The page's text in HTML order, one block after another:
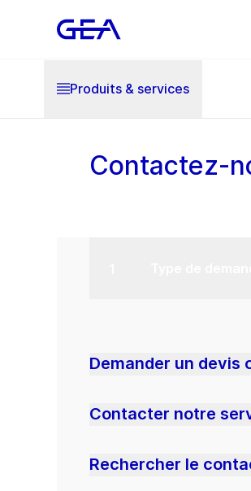
Produits & services
Contactez-
Demander un devis
Contacter notre
Rechercher le